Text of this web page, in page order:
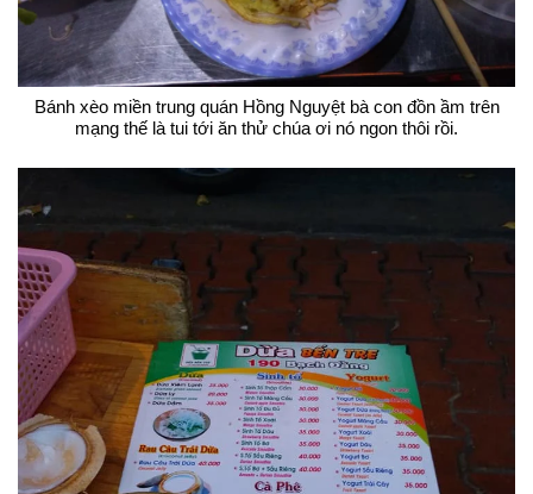
Bánh xèo miền trung quán Hồng Nguyệt bà con đồn ầm trên
mạng thế là tui tới ăn thử chúa ơi nó ngon thôi rồi.